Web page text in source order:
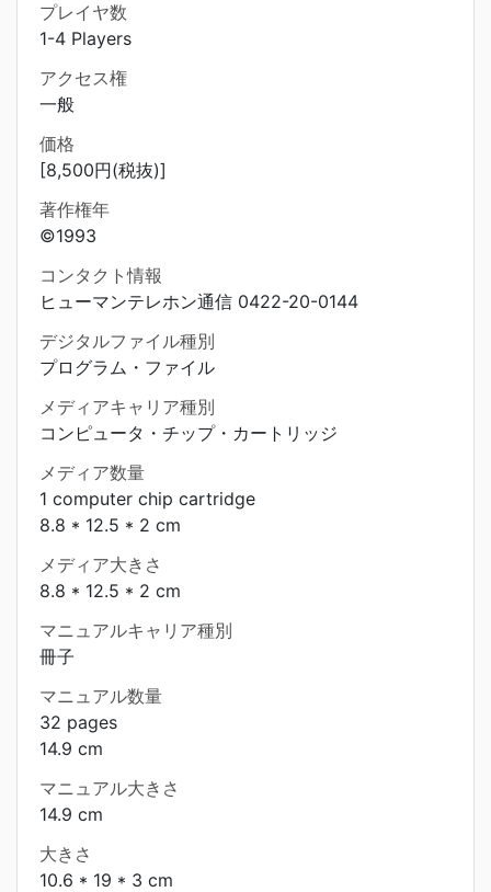
プレイヤ数
1-4 Players
アクセス権
一般
価格
[8,500円(税抜)]
著作権年
©1993
コンタクト情報
ヒューマンテレホン通信 0422-20-0144
デジタルファイル種別
プログラム・ファイル
メディアキャリア種別
コンピュータ・チップ・カートリッジ
メディア数量
1 computer chip cartridge
8.8 * 12.5 * 2 cm
メディア大きさ
8.8 * 12.5 * 2 cm
マニュアルキャリア種別
冊子
マニュアル数量
32 pages
14.9 cm
マニュアル大きさ
14.9 cm
大きさ
10.6 * 19 * 3 cm